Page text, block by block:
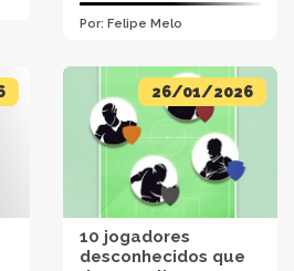
Por: Felipe Melo
26/01/2026
10 jogadores
desconhecidos que